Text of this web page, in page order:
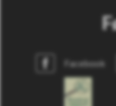
Facebook